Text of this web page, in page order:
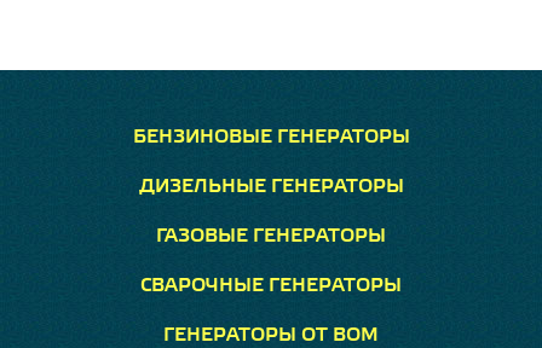
БЕНЗИНОВЫЕ ГЕНЕРАТОРЫ
ДИЗЕЛЬНЫЕ ГЕНЕРАТОРЫ
ГАЗОВЫЕ ГЕНЕРАТОРЫ
СВАРОЧНЫЕ ГЕНЕРАТОРЫ
ГЕНЕРАТОРЫ ОТ ВОМ